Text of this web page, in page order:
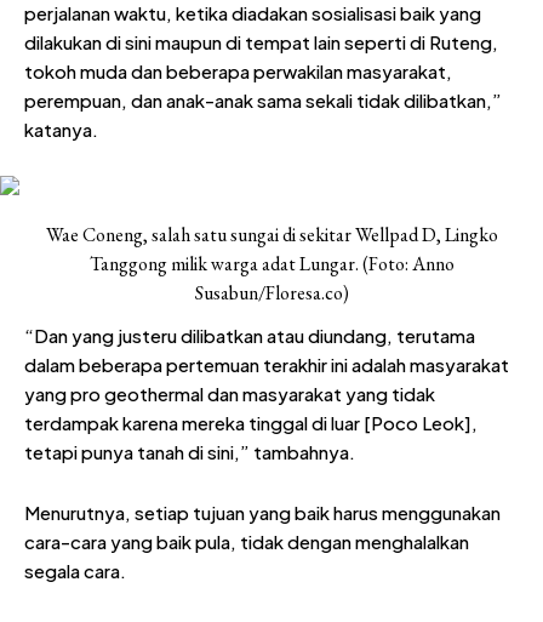
perjalanan waktu, ketika diadakan sosialisasi baik yang
dilakukan di sini maupun di tempat lain seperti di Ruteng,
tokoh muda dan beberapa perwakilan masyarakat,
perempuan, dan anak-anak sama sekali tidak dilibatkan,”
katanya.
Wae Coneng, salah satu sungai di sekitar Wellpad D, Lingko
Tanggong milik warga adat Lungar. (Foto: Anno
Susabun/Floresa.co)
“Dan yang justeru dilibatkan atau diundang, terutama
dalam beberapa pertemuan terakhir ini adalah masyarakat
yang pro geothermal dan masyarakat yang tidak
terdampak karena mereka tinggal di luar [Poco Leok],
tetapi punya tanah di sini,” tambahnya.
Menurutnya, setiap tujuan yang baik harus menggunakan
cara-cara yang baik pula, tidak dengan menghalalkan
segala cara.